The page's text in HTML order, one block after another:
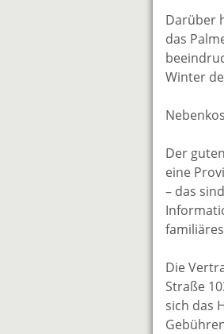
Darüber
das
Winter
Der
eine
– das
Die
Straße
sich das